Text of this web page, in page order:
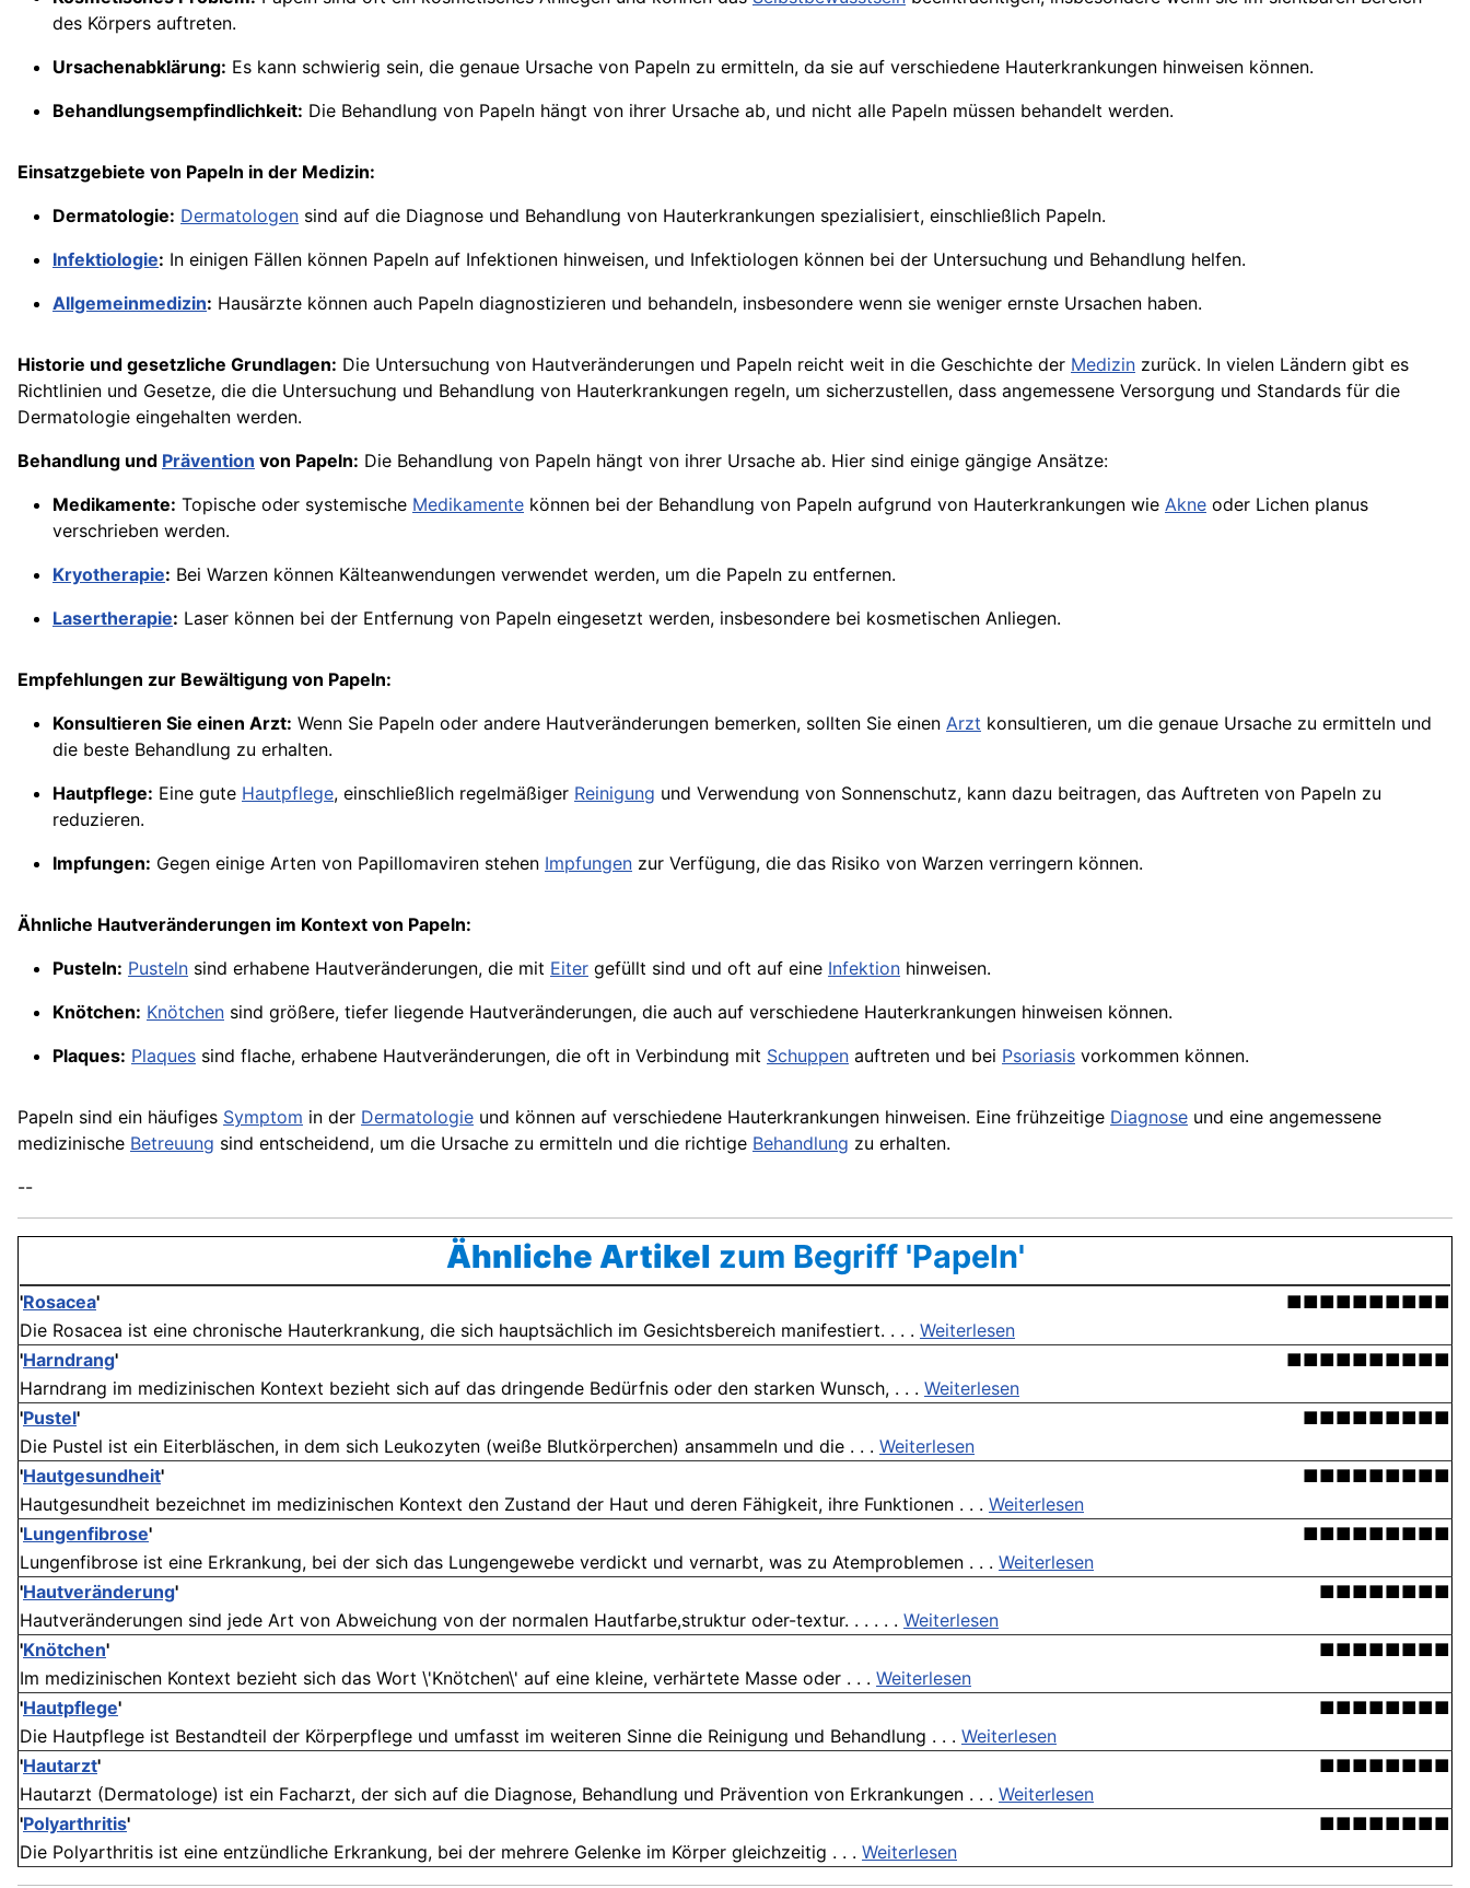
des Körpers auftreten.
Ursachenabklärung: Es kann schwierig sein, die genaue Ursache von Papeln zu ermitteln, da sie auf verschiedene Hauterkrankungen hinweisen können.
Behandlungsempfindlichkeit: Die Behandlung von Papeln hängt von ihrer Ursache ab, und nicht alle Papeln müssen behandelt werden.
Einsatzgebiete von Papeln in der Medizin:
Dermatologie: Dermatologen sind auf die Diagnose und Behandlung von Hauterkrankungen spezialisiert, einschließlich Papeln.
Infektiologie: In einigen Fällen können Papeln auf Infektionen hinweisen, und Infektiologen können bei der Untersuchung und Behandlung helfen.
Allgemeinmedizin: Hausärzte können auch Papeln diagnostizieren und behandeln, insbesondere wenn sie weniger ernste Ursachen haben.
Historie und gesetzliche Grundlagen: Die Untersuchung von Hautveränderungen und Papeln reicht weit in die Geschichte der Medizin zurück. In vielen Ländern gibt es
Richtlinien und Gesetze, die die Untersuchung und Behandlung von Hauterkrankungen regeln, um sicherzustellen, dass angemessene Versorgung und Standards für die
Dermatologie eingehalten werden.
Behandlung und Prävention von Papeln: Die Behandlung von Papeln hängt von ihrer Ursache ab. Hier sind einige gängige Ansätze:
Medikamente: Topische oder systemische Medikamente können bei der Behandlung von Papeln aufgrund von Hauterkrankungen wie Akne oder Lichen planus
verschrieben werden.
Kryotherapie: Bei Warzen können Kälteanwendungen verwendet werden, um die Papeln zu entfernen.
Lasertherapie: Laser können bei der Entfernung von Papeln eingesetzt werden, insbesondere bei kosmetischen Anliegen.
Empfehlungen zur Bewältigung von Papeln:
Konsultieren Sie einen Arzt: Wenn Sie Papeln oder andere Hautveränderungen bemerken, sollten Sie einen Arzt konsultieren, um die genaue Ursache zu ermitteln und
die beste Behandlung zu erhalten.
Hautpflege: Eine gute Hautpflege, einschließlich regelmäßiger Reinigung und Verwendung von Sonnenschutz, kann dazu beitragen, das Auftreten von Papeln zu
reduzieren.
Impfungen: Gegen einige Arten von Papillomaviren stehen Impfungen zur Verfügung, die das Risiko von Warzen verringern können.
Ähnliche Hautveränderungen im Kontext von Papeln:
Pusteln: Pusteln sind erhabene Hautveränderungen, die mit Eiter gefüllt sind und oft auf eine Infektion hinweisen.
Knötchen: Knötchen sind größere, tiefer liegende Hautveränderungen, die auch auf verschiedene Hauterkrankungen hinweisen können.
Plaques: Plaques sind flache, erhabene Hautveränderungen, die oft in Verbindung mit Schuppen auftreten und bei Psoriasis vorkommen können.
Papeln sind ein häufiges Symptom in der Dermatologie und können auf verschiedene Hauterkrankungen hinweisen. Eine frühzeitige Diagnose und eine angemessene
medizinische Betreuung sind entscheidend, um die Ursache zu ermitteln und die richtige Behandlung zu erhalten.
--
Ähnliche Artikel zum Begriff 'Papeln'
'Rosacea'
■■■■■■■■■■
Die Rosacea ist eine chronische Hauterkrankung, die sich hauptsächlich im Gesichtsbereich manifestiert. . . . Weiterlesen
'Harndrang'
■■■■■■■■■■
Harndrang im medizinischen Kontext bezieht sich auf das dringende Bedürfnis oder den starken Wunsch, . . . Weiterlesen
'Pustel'
■■■■■■■■■
Die Pustel ist ein Eiterbläschen, in dem sich Leukozyten (weiße Blutkörperchen) ansammeln und die . . . Weiterlesen
'Hautgesundheit'
■■■■■■■■■
Hautgesundheit bezeichnet im medizinischen Kontext den Zustand der Haut und deren Fähigkeit, ihre Funktionen . . . Weiterlesen
'Lungenfibrose'
■■■■■■■■■
Lungenfibrose ist eine Erkrankung, bei der sich das Lungengewebe verdickt und vernarbt, was zu Atemproblemen . . . Weiterlesen
'Hautveränderung'
■■■■■■■■
Hautveränderungen sind jede Art von Abweichung von der normalen Hautfarbe,struktur oder-textur. . . . . . Weiterlesen
'Knötchen'
■■■■■■■■
Im medizinischen Kontext bezieht sich das Wort \'Knötchen\' auf eine kleine, verhärtete Masse oder . . . Weiterlesen
'Hautpflege'
■■■■■■■■
Die Hautpflege ist Bestandteil der Körperpflege und umfasst im weiteren Sinne die Reinigung und Behandlung . . . Weiterlesen
'Hautarzt'
■■■■■■■■
Hautarzt (Dermatologe) ist ein Facharzt, der sich auf die Diagnose, Behandlung und Prävention von Erkrankungen . . . Weiterlesen
'Polyarthritis'
■■■■■■■■
Die Polyarthritis ist eine entzündliche Erkrankung, bei der mehrere Gelenke im Körper gleichzeitig . . . Weiterlesen